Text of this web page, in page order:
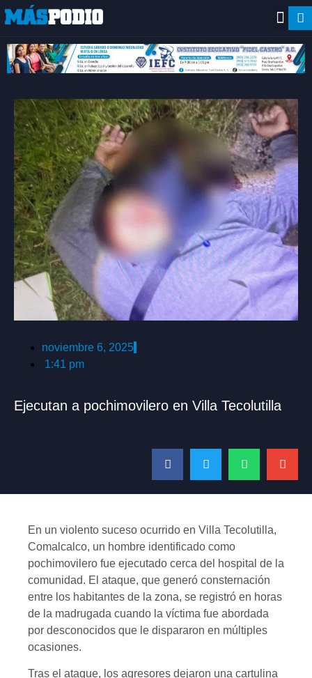
noviembre 6, 2025
1:41 pm
Ejecutan a pochimovilero en Villa Tecolutilla
En un violento suceso ocurrido en Villa Tecolutilla,
Comalcalco, un hombre identificado como
pochimovilero fue ejecutado cerca del hospital de la
comunidad. El ataque, que generó consternación
entre los habitantes de la zona, se registró en horas
de la madrugada cuando la víctima fue abordada
por desconocidos que le dispararon en múltiples
ocasiones.
Tras el ataque, los agresores dejaron una cartulina